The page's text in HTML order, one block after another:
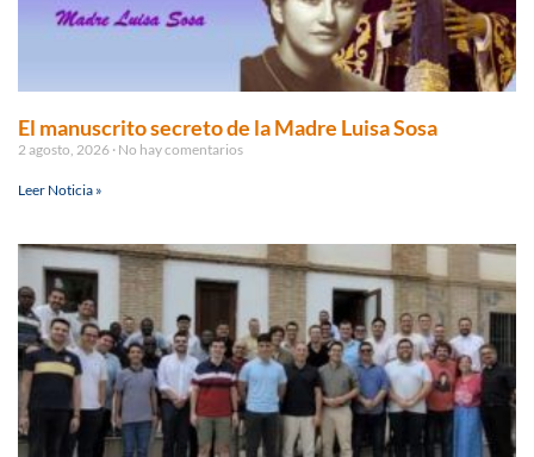
El manuscrito secreto de la Madre Luisa Sosa
2 agosto, 2026 No hay comentarios
Leer Noticia »